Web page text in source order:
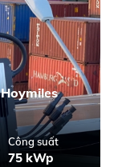
Công suất
75 kWp